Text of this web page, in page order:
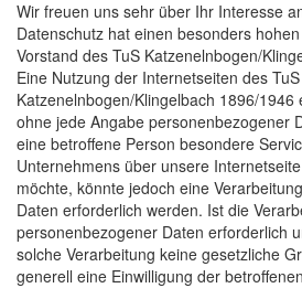
Wir freuen uns sehr über Ihr Interesse
Datenschutz hat einen besonders
Vorstand des TuS Katzenelnbogen/
Eine Nutzung der Internetseiten des TuS
Katzenelnbogen/Klingelbach 1896/1946
ohne jede Angabe personenbezogener
eine betroffene Person besondere
Unternehmens über unsere
möchte, könnte jedoch eine
Daten erforderlich werden. Ist die
personenbezogener Daten erforderlich
solche Verarbeitung keine gesetzliche
generell eine Einwilligung der